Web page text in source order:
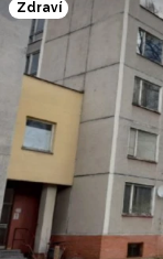
Zdraví